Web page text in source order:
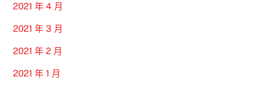
2021 年 4 月
2021 年 3 月
2021 年 2 月
2021 年 1 月